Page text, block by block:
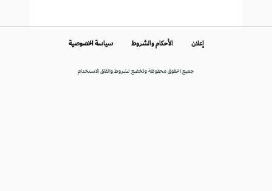
جميع الحقوق محفوظة وتخضع لشروط واتفاق الاستخدام
إعلان الأحكام والشروط سياسة الخصوصية